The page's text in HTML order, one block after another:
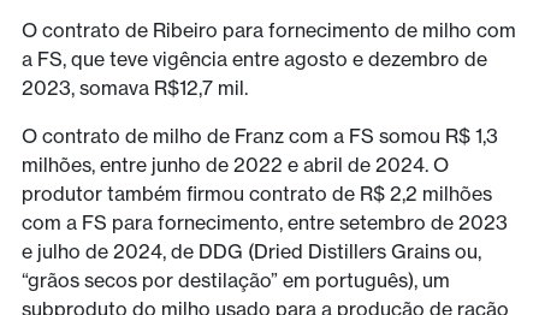
O contrato de Ribeiro para fornecimento de milho com
a FS, que teve vigência entre agosto e dezembro de
2023, somava R$12,7 mil.
O contrato de milho de Franz com a FS somou R$ 1,3
milhões, entre junho de 2022 e abril de 2024. O
produtor também firmou contrato de R$ 2,2 milhões
com a FS para fornecimento, entre setembro de 2023
e julho de 2024, de DDG (Dried Distillers Grains ou,
“grãos secos por destilação” em português), um
subproduto do milho usado para a produção de ração